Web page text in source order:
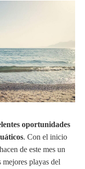
oportunidades
. Con el inicio
de este mes un
playas del